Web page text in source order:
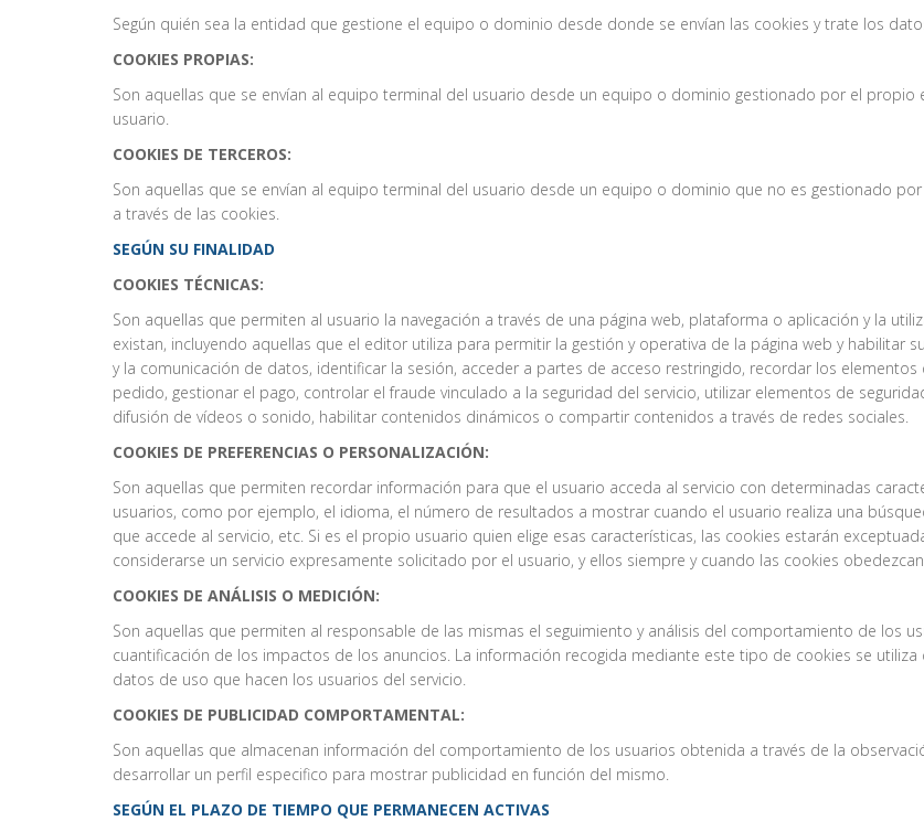
Según quién sea la entidad que gestione el equipo o dominio desde donde se envían las cookies y trate los
COOKIES PROPIAS:
Son aquellas que se envían al equipo terminal del usuario desde un equipo o dominio gestionado por el
usuario.
COOKIES DE TERCEROS:
Son aquellas que se envían al equipo terminal del usuario desde un equipo o dominio que no es gestionado
a través de las cookies.
SEGÚN SU FINALIDAD
COOKIES TÉCNICAS:
Son aquellas que permiten al usuario la navegación a través de una página web, plataforma o aplicación y la
existan, incluyendo aquellas que el editor utiliza para permitir la gestión y operativa de la página web y habilitar
y la comunicación de datos, identificar la sesión, acceder a partes de acceso restringido, recordar los
pedido, gestionar el pago, controlar el fraude vinculado a la seguridad del servicio, utilizar elementos de
difusión de vídeos o sonido, habilitar contenidos dinámicos o compartir contenidos a través de redes sociales.
COOKIES DE PREFERENCIAS O PERSONALIZACIÓN:
Son aquellas que permiten recordar información para que el usuario acceda al servicio con determinadas
usuarios, como por ejemplo, el idioma, el número de resultados a mostrar cuando el usuario realiza una
que accede al servicio, etc. Si es el propio usuario quien elige esas características, las cookies estarán
considerarse un servicio expresamente solicitado por el usuario, y ellos siempre y cuando las cookies
COOKIES DE ANÁLISIS O MEDICIÓN:
Son aquellas que permiten al responsable de las mismas el seguimiento y análisis del comportamiento de los
cuantificación de los impactos de los anuncios. La información recogida mediante este tipo de cookies se
datos de uso que hacen los usuarios del servicio.
COOKIES DE PUBLICIDAD COMPORTAMENTAL:
Son aquellas que almacenan información del comportamiento de los usuarios obtenida a través de la
desarrollar un perfil especifico para mostrar publicidad en función del mismo.
SEGÚN EL PLAZO DE TIEMPO QUE PERMANECEN ACTIVAS